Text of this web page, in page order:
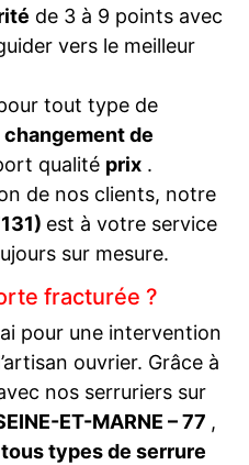
de 3 à 9 points avec
vers le meilleur
tout type de
changement de
qualité prix .
de nos clients, notre
est à votre service
sur mesure.
fracturée ?
pour une intervention
ouvrier. Grâce à
nos serruriers sur
ET-MARNE – 77 ,
types de serrure